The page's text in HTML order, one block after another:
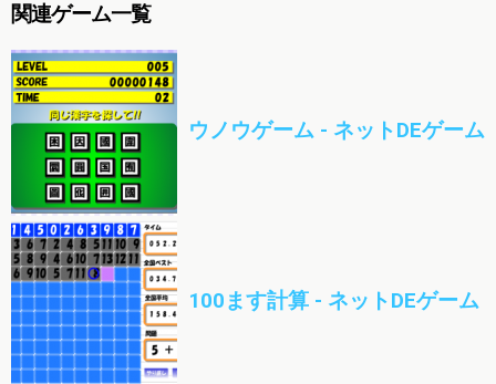
関連ゲーム一覧
ウノウゲーム - ネットDEゲーム
100ます計算 - ネットDEゲーム